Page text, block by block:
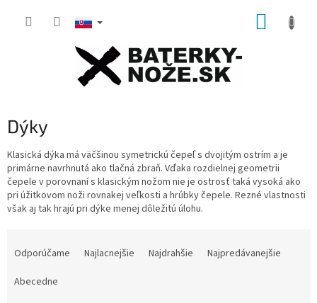
Dýky
Klasická dýka má väčšinou symetrickú čepeľ s dvojitým ostrím a je
primárne navrhnutá ako tlačná zbraň. Vďaka rozdielnej geometrii
čepele v porovnaní s klasickým nožom nie je ostrosť taká vysoká ako
pri úžitkovom noži rovnakej veľkosti a hrúbky čepele. Rezné vlastnosti
však aj tak hrajú pri dýke menej dôležitú úlohu.
Odporúčame Najlacnejšie Najdrahšie
Najpredávanejšie
Abecedne